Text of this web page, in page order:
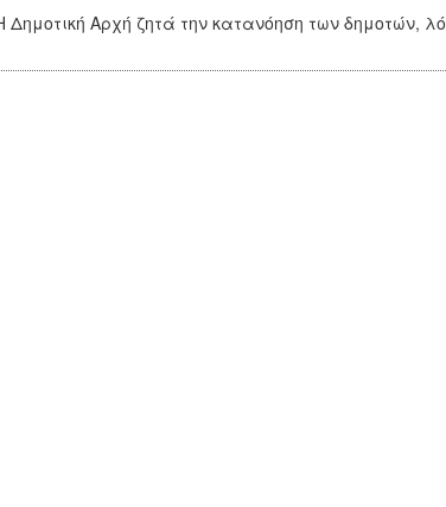
Δημοτική Αρχή ζητά την κατανόηση των